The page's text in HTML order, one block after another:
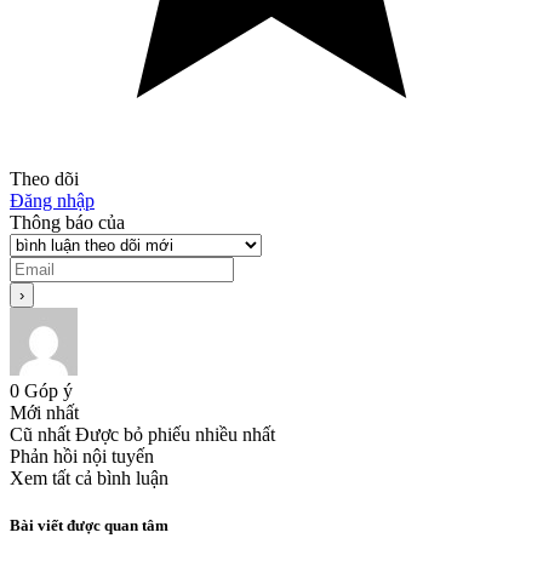
Theo dõi
Đăng nhập
Thông báo của
0 Góp ý
Mới nhất
Cũ nhất Được bỏ phiếu nhiều nhất
Phản hồi nội tuyến
Xem tất cả bình luận
Bài viết được quan tâm